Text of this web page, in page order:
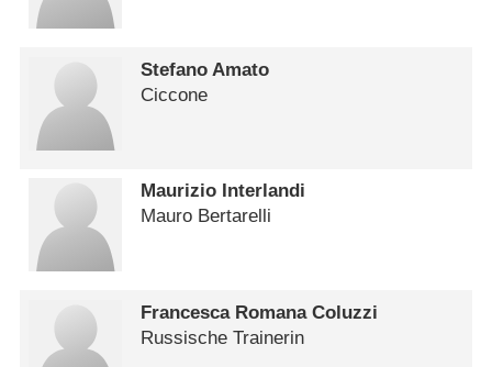
Stefano Amato
Ciccone
Maurizio Interlandi
Mauro Bertarelli
Francesca Romana Coluzzi
Russische Trainerin